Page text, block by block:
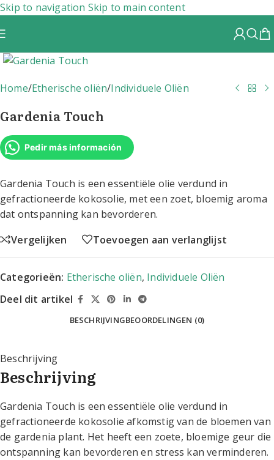
Skip to navigation Skip to main content
Home/Etherische oliën/Individuele Oliën
Gardenia Touch
Pedir más información
Gardenia Touch is een essentiële olie verdund in
gefractioneerde kokosolie, met een zoet, bloemig aroma
dat ontspanning kan bevorderen.
Vergelijken
Toevoegen aan verlanglijst
Categorieën: Etherische oliën, Individuele Oliën
Deel dit artikel
BESCHRIJVINGBEOORDELINGEN (0)
Beschrijving
Beschrijving
Gardenia Touch is een essentiële olie verdund in
gefractioneerde kokosolie afkomstig van de bloemen van
de gardenia plant. Het heeft een zoete, bloemige geur die
ontspanning kan bevorderen en stress kan verminderen.